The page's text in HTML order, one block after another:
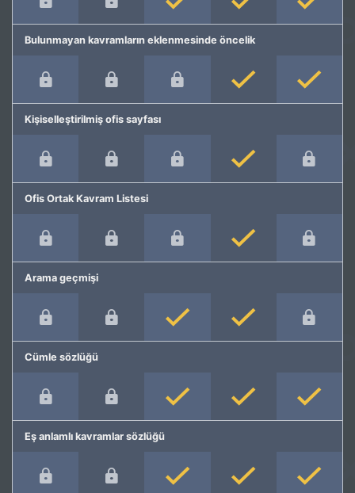
Bulunmayan kavramların eklenmesinde öncelik
Kişiselleştirilmiş ofis sayfası
Ofis Ortak Kavram Listesi
Arama geçmişi
Cümle sözlüğü
Eş anlamlı kavramlar sözlüğü